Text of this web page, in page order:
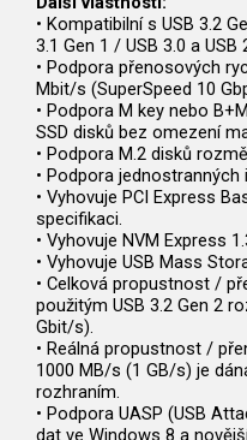
• Kompatibilní s USB 3.2
3.1 Gen 1 / USB 3.0 a USB
• Podpora přenosových
Mbit/s (SuperSpeed 10
• Podpora M key nebo
SSD disků bez omezení
• Podpora M.2 disků
• Podpora jednostranných
• Vyhovuje PCI Express
specifikaci.
• Vyhovuje NVM Express
• Vyhovuje USB Mass
• Celková propustnost /
použitým USB 3.2 Gen 2
Gbit/s).
• Reálná propustnost /
1000 MB/s (1 GB/s) je
rozhraním.
• Podpora UASP (USB